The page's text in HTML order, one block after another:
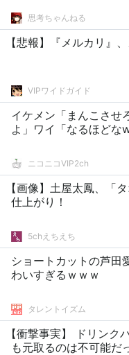
思考ちゃんねる
【悲報】『メルカリ』
VIPワイドガイド
イケメン「まんこさせ
よ」ワイ「なるほどなw
ニコニコVIP2ch
【画像】土屋太鳳、「
仕上がり！
5chえちえち
ショートカットの芦田
わいすぎるｗｗｗ
タレントイズム
【衝撃事実】 ドリンク
も元取るのは不可能だ